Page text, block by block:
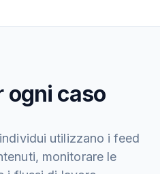
ogni caso
utilizzano i feed
monitorare le